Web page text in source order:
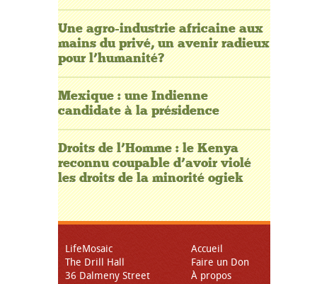
Une agro-industrie africaine aux
mains du privé, un avenir radieux
pour l’humanité?
Mexique : une Indienne
candidate à la présidence
Droits de l’Homme : le Kenya
reconnu coupable d’avoir violé
les droits de la minorité ogiek
LifeMosaic
The Drill Hall
36 Dalmeny Street
Accueil
Faire un Don
À propos